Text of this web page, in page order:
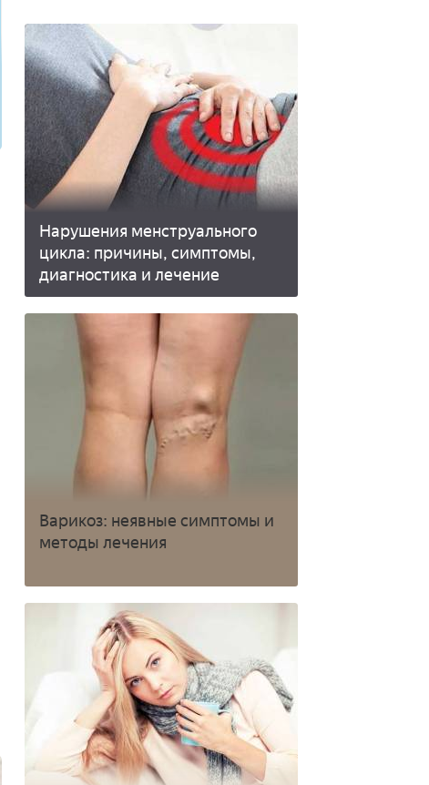
Нарушения менструального
цикла: причины, симптомы,
диагностика и лечение
Варикоз: неявные симптомы и
методы лечения